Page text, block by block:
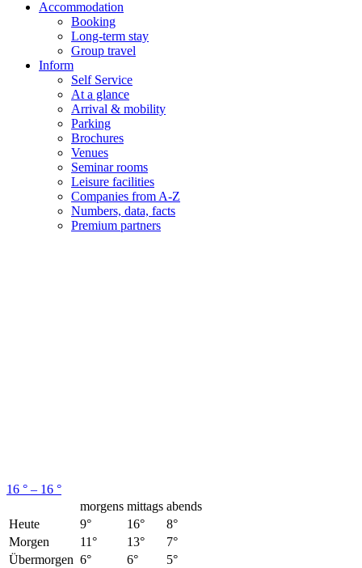
Accommodation
Booking
Long-term stay
Group travel
Inform
Self Service
At a glance
Arrival & mobility
Parking
Brochures
Venues
Seminar rooms
Leisure facilities
Companies from A-Z
Numbers, data, facts
Premium partners
16 ° – 16 °
morgens mittags abends
Heute
9° 16°
8°
Morgen
11° 13°
7°
Übermorgen 6° 6°
5°